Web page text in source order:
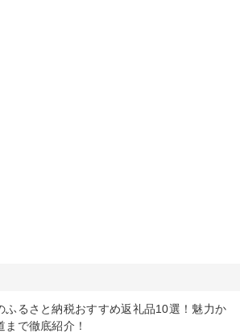
ふるさと納税おすすめ返礼品10選！魅力か
まで徹底紹介！